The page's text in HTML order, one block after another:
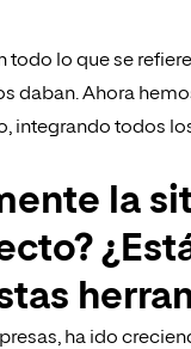
todo lo que se
daban. Ahora
integrando todos
la
ha ido